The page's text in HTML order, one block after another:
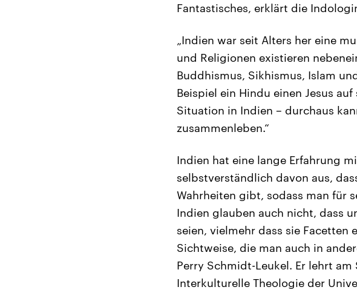
Fantastisches, erklärt die
„Indien war seit Alters her eine
und Religionen existieren
Buddhismus, Sikhismus, Islam
Beispiel ein Hindu einen Jesus
Situation in Indien – durchaus
zusammenleben.“
Indien hat eine lange Erfahrung
selbstverständlich davon aus,
Wahrheiten gibt, sodass man für
Indien glauben auch nicht, dass
seien, vielmehr dass sie Facetten
Sichtweise, die man auch in
Perry Schmidt-Leukel. Er lehrt
Interkulturelle Theologie der